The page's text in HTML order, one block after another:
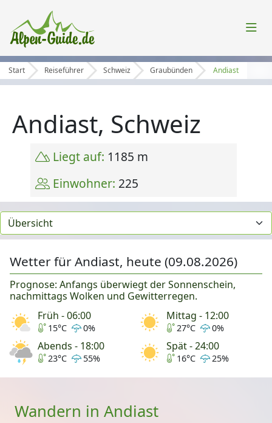
Start Reiseführer Schweiz Graubünden Andiast
Andiast, Schweiz
Liegt auf: 1185 m
Einwohner: 225
Wetter für Andiast, heute (09.08.2026)
Prognose: Anfangs überwiegt der Sonnenschein,
nachmittags Wolken und Gewitterregen.
Früh - 06:00
15°C 0%
Mittag - 12:00
27°C 0%
Abends - 18:00
23°C 55%
Spät - 24:00
16°C 25%
Wandern in Andiast